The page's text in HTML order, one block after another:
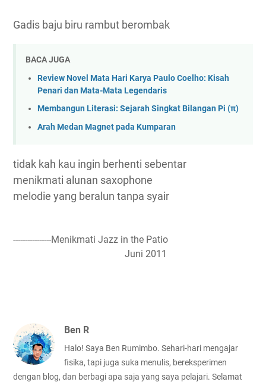
Gadis baju biru rambut berombak
BACA JUGA
Review Novel Mata Hari Karya Paulo Coelho: Kisah
Penari dan Mata-Mata Legendaris
Membangun Literasi: Sejarah Singkat Bilangan Pi (π)
Arah Medan Magnet pada Kumparan
tidak kah kau ingin berhenti sebentar
menikmati alunan saxophone
melodie yang beralun tanpa syair
----------------Menikmati Jazz in the Patio
Juni 2011
Ben R
Halo! Saya Ben Rumimbo. Sehari-hari mengajar
fisika, tapi juga suka menulis, bereksperimen
dengan blog, dan berbagi apa saja yang saya pelajari. Selamat